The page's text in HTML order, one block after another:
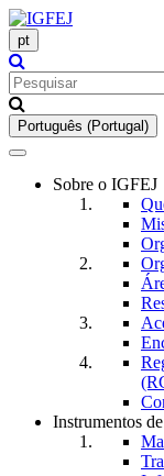
pt
Português (Portugal)
Toggle
navigationSobre o IGFEJ
Instrumentos